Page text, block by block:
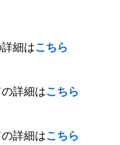
細はこちら
詳細はこちら
詳細はこちら